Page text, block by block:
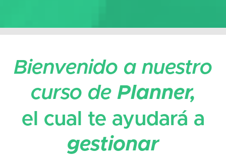
Bienvenido a nuestro
curso de Planner,
el cual te ayudará a
gestionar